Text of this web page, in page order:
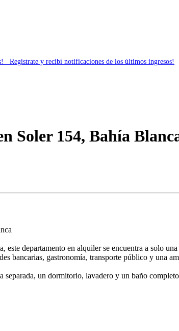
Registrate y recibí notificaciones de los últimos ingresos!
Soler 154, Bahía
departamento en alquiler se encuentra a solo
bancarias, gastronomía, transporte público y una
un dormitorio, lavadero y un baño